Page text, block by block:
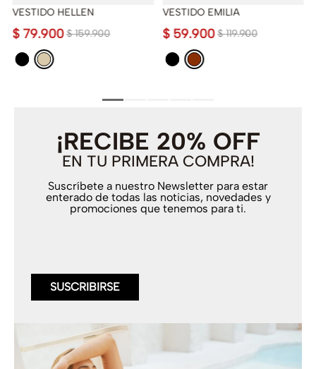
VESTIDO HELLEN
$ 159.900
$ 79.900
VESTIDO EMILIA
$ 119.900
$ 59.900
¡RECIBE 20% OFF
EN TU PRIMERA COMPRA!
Suscríbete a nuestro Newsletter para estar
enterado de todas las noticias, novedades y
promociones que tenemos para ti.
SUSCRIBIRSE